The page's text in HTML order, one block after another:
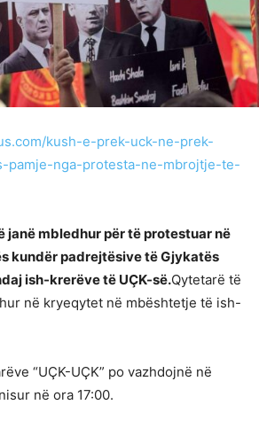
kush-e-prek-uck-ne-prek-
pamje-nga-protesta-ne-mbrojtje-te-
janë mbledhur për të protestuar në
kundër padrejtësive të Gjykatës
ish-krerëve të UÇK-së.Qytetarë të
në kryeqytet në mbështetje të ish-
“UÇK-UÇK” po vazhdojnë në
në ora 17:00.